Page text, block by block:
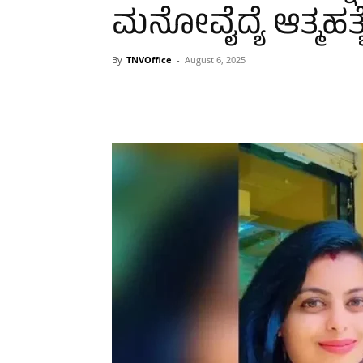
ಮನೋವೈದ್ಯೆ
By TNVOffice - August 6, 2025